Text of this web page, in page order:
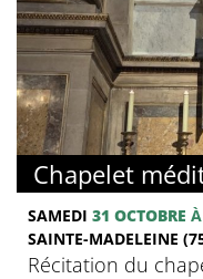
Chapelet
SAMEDI 31 OCTOBRE
SAINTE-MADELEINE
Récitation du